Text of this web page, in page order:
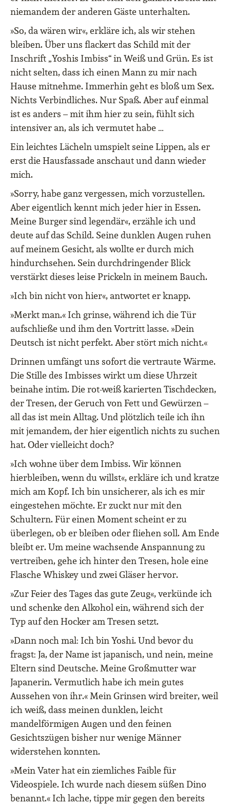
niemandem der anderen Gäste unterhalten.
»So, da wären wir«, erkläre ich, als wir stehen
bleiben. Über uns flackert das Schild mit der
Inschrift „Yoshis Imbiss“ in Weiß und Grün. Es ist
nicht selten, dass ich einen Mann zu mir nach
Hause mitnehme. Immerhin geht es bloß um Sex.
Nichts Verbindliches. Nur Spaß. Aber auf einmal
ist es anders – mit ihm hier zu sein, fühlt sich
intensiver an, als ich vermutet habe …
Ein leichtes Lächeln umspielt seine Lippen, als er
erst die Hausfassade anschaut und dann wieder
mich.
»Sorry, habe ganz vergessen, mich vorzustellen.
Aber eigentlich kennt mich jeder hier in Essen.
Meine Burger sind legendär«, erzähle ich und
deute auf das Schild. Seine dunklen Augen ruhen
auf meinem Gesicht, als wollte er durch mich
hindurchsehen. Sein durchdringender Blick
verstärkt dieses leise Prickeln in meinem Bauch.
»Ich bin nicht von hier«, antwortet er knapp.
»Merkt man.« Ich grinse, während ich die Tür
aufschließe und ihm den Vortritt lasse. »Dein
Deutsch ist nicht perfekt. Aber stört mich nicht.«
Drinnen umfängt uns sofort die vertraute Wärme.
Die Stille des Imbisses wirkt um diese Uhrzeit
beinahe intim. Die rot-weiß karierten Tischdecken,
der Tresen, der Geruch von Fett und Gewürzen –
all das ist mein Alltag. Und plötzlich teile ich ihn
mit jemandem, der hier eigentlich nichts zu suchen
hat. Oder vielleicht doch?
»Ich wohne über dem Imbiss. Wir können
hierbleiben, wenn du willst«, erkläre ich und kratze
mich am Kopf. Ich bin unsicherer, als ich es mir
eingestehen möchte. Er zuckt nur mit den
Schultern. Für einen Moment scheint er zu
überlegen, ob er bleiben oder fliehen soll. Am Ende
bleibt er. Um meine wachsende Anspannung zu
vertreiben, gehe ich hinter den Tresen, hole eine
Flasche Whiskey und zwei Gläser hervor.
»Zur Feier des Tages das gute Zeug«, verkünde ich
und schenke den Alkohol ein, während sich der
Typ auf den Hocker am Tresen setzt.
»Dann noch mal: Ich bin Yoshi. Und bevor du
fragst: Ja, der Name ist japanisch, und nein, meine
Eltern sind Deutsche. Meine Großmutter war
Japanerin. Vermutlich habe ich mein gutes
Aussehen von ihr.« Mein Grinsen wird breiter, weil
ich weiß, dass meinen dunklen, leicht
mandelförmigen Augen und den feinen
Gesichtszügen bisher nur wenige Männer
widerstehen konnten.
»Mein Vater hat ein ziemliches Faible für
Videospiele. Ich wurde nach diesem süßen Dino
benannt.« Ich lache, tippe mir gegen den bereits